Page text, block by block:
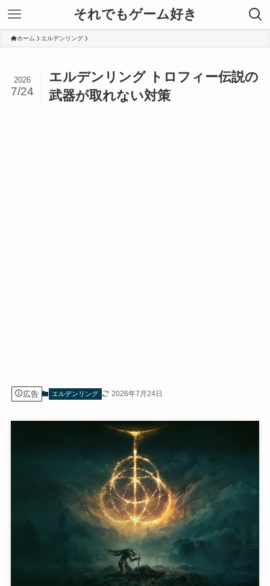
それでもゲーム好き
ホーム エルデンリング
エルデンリング トロフィー伝説の
武器が取れない対策
2026
7/24
広告 エルデンリング 2026年7月24日